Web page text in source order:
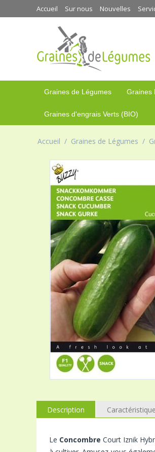
Accueil Sur nous Nouvelles
Graines de Légumes Graines
Graines d'engrais Verts (BIO)
Accueil / Graines de Légumes /
Description
Le Concombre Court Iznik